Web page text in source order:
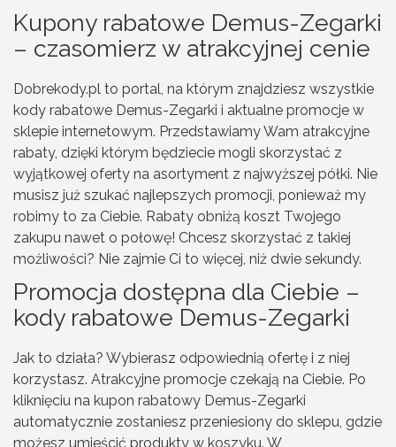
Kupony rabatowe Demus-Zegarki
– czasomierz w atrakcyjnej cenie
Dobrekody.pl to portal, na którym znajdziesz wszystkie
kody rabatowe Demus-Zegarki i aktualne promocje w
sklepie internetowym. Przedstawiamy Wam atrakcyjne
rabaty, dzięki którym będziecie mogli skorzystać z
wyjątkowej oferty na asortyment z najwyższej półki. Nie
musisz już szukać najlepszych promocji, ponieważ my
robimy to za Ciebie. Rabaty obniżą koszt Twojego
zakupu nawet o połowę! Chcesz skorzystać z takiej
możliwości? Nie zajmie Ci to więcej, niż dwie sekundy.
Promocja dostępna dla Ciebie –
kody rabatowe Demus-Zegarki
Jak to działa? Wybierasz odpowiednią ofertę i z niej
korzystasz. Atrakcyjne promocje czekają na Ciebie. Po
kliknięciu na kupon rabatowy Demus-Zegarki
automatycznie zostaniesz przeniesiony do sklepu, gdzie
możesz umieścić produkty w koszyku. W